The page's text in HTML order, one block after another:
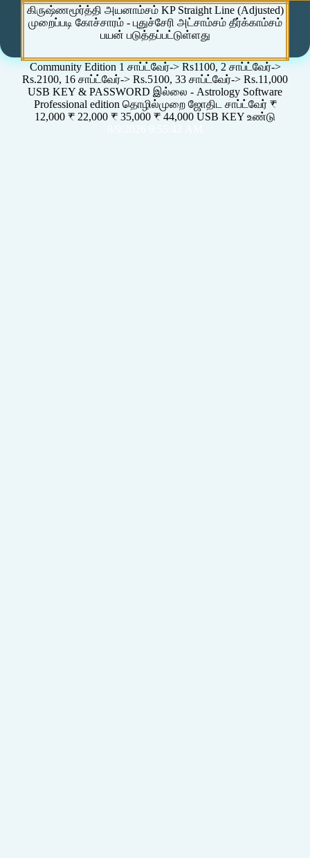
கிருஷ்ணமூர்த்தி அயனாம்சம் KP Straight Line (Adjusted)
முறைப்படி கோச்சாரம் - புதுச்சேரி அட்சாம்சம் தீர்க்காம்சம்
பயன் படுத்தப்பட்டுள்ளது
Community Edition 1 சாப்ட்வேர்-> Rs1100, 2 சாப்ட்வேர்->
Rs.2100, 16 சாப்ட்வேர்-> Rs.5100, 33 சாப்ட்வேர்-> Rs.11,000
USB KEY & PASSWORD இல்லை - Astrology Software
Professional edition தொழில்முறை ஜோதிட சாப்ட்வேர் ₹
12,000 ₹ 22,000 ₹ 35,000 ₹ 44,000 USB KEY உண்டு